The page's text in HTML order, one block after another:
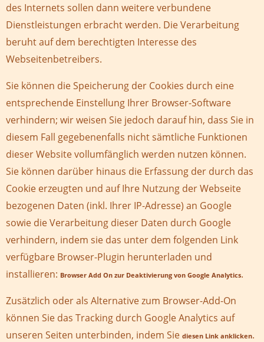
des Internets sollen dann weitere verbundene
Dienstleistungen erbracht werden. Die Verarbeitung
beruht auf dem berechtigten Interesse des
Webseitenbetreibers.
Sie können die Speicherung der Cookies durch eine
entsprechende Einstellung Ihrer Browser-Software
verhindern; wir weisen Sie jedoch darauf hin, dass Sie in
diesem Fall gegebenenfalls nicht sämtliche Funktionen
dieser Website vollumfänglich werden nutzen können.
Sie können darüber hinaus die Erfassung der durch das
Cookie erzeugten und auf Ihre Nutzung der Webseite
bezogenen Daten (inkl. Ihrer IP-Adresse) an Google
sowie die Verarbeitung dieser Daten durch Google
verhindern, indem sie das unter dem folgenden Link
verfügbare Browser-Plugin herunterladen und
installieren: Browser Add On zur Deaktivierung von Google Analytics.
Zusätzlich oder als Alternative zum Browser-Add-On
können Sie das Tracking durch Google Analytics auf
unseren Seiten unterbinden, indem Sie diesen Link anklicken.